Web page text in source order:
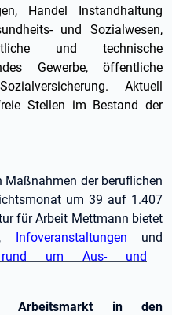
Handel Instandhaltung
und Sozialwesen,
und technische
Gewerbe, öffentliche
Aktuell
Stellen im Bestand der
Maßnahmen der beruflichen
um 39 auf 1.407
für Arbeit Mettmann bietet
, Infoveranstaltungen
und
rund um Aus- und
Arbeitsmarkt in den